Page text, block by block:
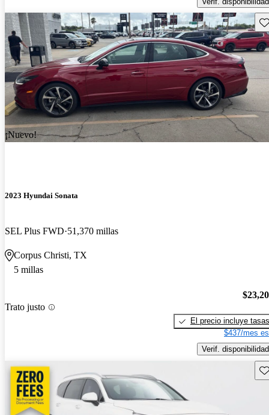
¡Nuevo!
2023 Hyundai Sonata
SEL Plus FWD 51,370 millas
Corpus Christi, TX
5 millas
Trato justo
El precio incluye tasas
$437/mes
Verif. disponibilidad